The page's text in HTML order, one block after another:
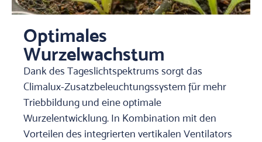
Optimales
Wurzelwachstum
Dank des Tageslichtspektrums sorgt das
Climalux-Zusatzbeleuchtungssystem für mehr
Triebbildung und eine optimale
Wurzelentwicklung. In Kombination mit den
Vorteilen des integrierten vertikalen Ventilators